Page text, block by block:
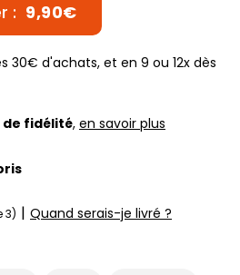
: 9,90€
30€ d'achats, et en 9 ou 12x dès
fidélité, en savoir plus
3) | Quand serais-je livré ?